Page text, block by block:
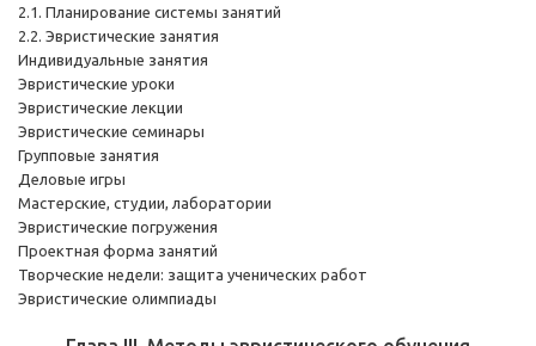
2.1. Планирование системы занятий
2.2. Эвристические занятия
Индивидуальные занятия
Эвристические уроки
Эвристические лекции
Эвристические семинары
Групповые занятия
Деловые игры
Мастерские, студии, лаборатории
Эвристические погружения
Проектная форма занятий
Творческие недели: защита ученических работ
Эвристические олимпиады